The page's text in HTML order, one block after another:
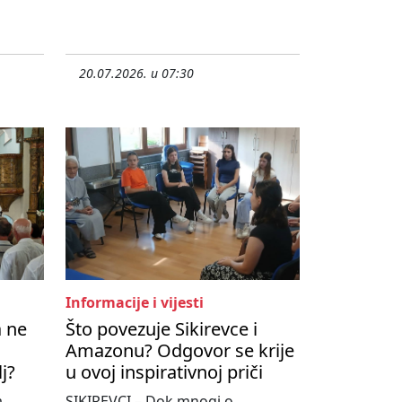
20.07.2026. u 07:30
ne
Informacije i vijesti
Što povezuje Sikirevce i
Amazonu? Odgovor se krije
u ovoj inspirativnoj priči